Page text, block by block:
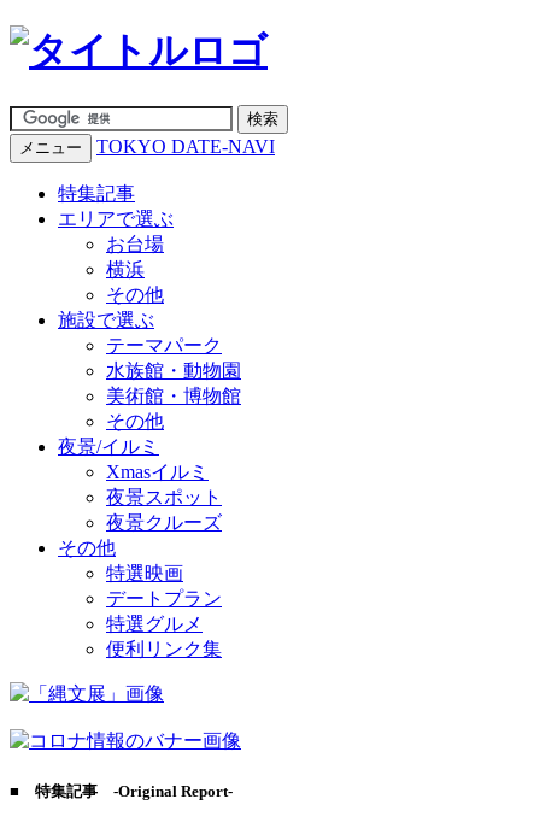
メニュー TOKYO DATE-NAVI
特集記事
エリアで選ぶ
お台場
横浜
その他
施設で選ぶ
テーマパーク
水族館・動物園
美術館・博物館
その他
夜景/イルミ
Xmasイルミ
夜景スポット
夜景クルーズ
その他
特選映画
デートプラン
特選グルメ
便利リンク集
■ 特集記事 -Original Report-